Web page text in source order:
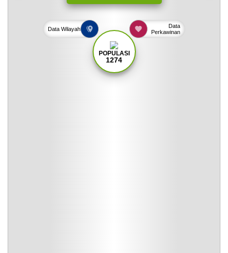
POPULASI
1274
Data Wilayah
Data
Perkawinan